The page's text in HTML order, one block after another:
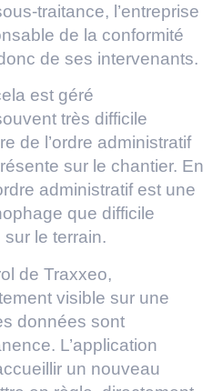
traitance, l’entreprise
de la conformité
de ses intervenants.
est géré
très difficile
de l’ordre administratif
sur le chantier. En
administratif est une
que difficile
sur le terrain.
de Traxxeo,
visible sur une
données sont
L’application
un nouveau